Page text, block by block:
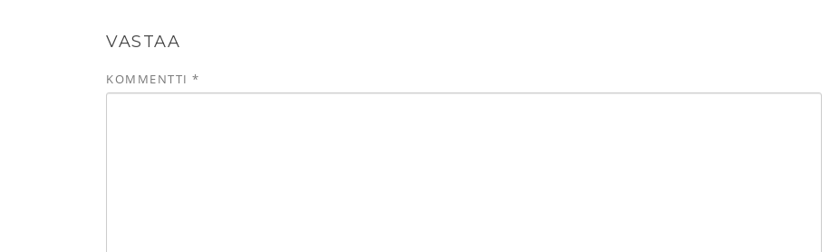
VASTAA
KOMMENTTI *